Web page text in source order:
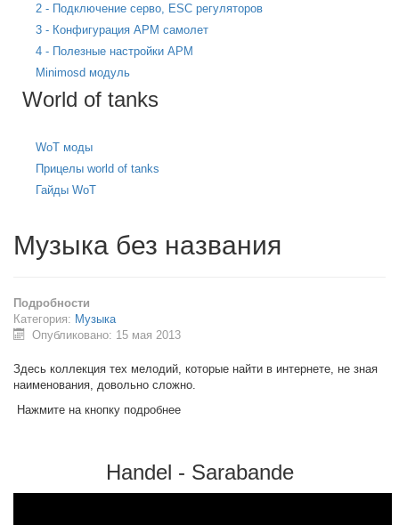
2 - Подключение серво, ESC регуляторов
3 - Конфигурация APM самолет
4 - Полезные настройки APM
Minimosd модуль
World of tanks
WoT моды
Прицелы world of tanks
Гайды WoT
Музыка без названия
Подробности
Категория: Музыка
Опубликовано: 15 мая 2013
Здесь коллекция тех мелодий, которые найти в интернете, не зная
наименования, довольно сложно.
Нажмите на кнопку подробнее
Handel - Sarabande